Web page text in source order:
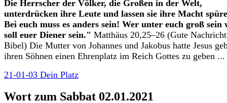
Die Herrscher der Völker, die Großen in der Welt,
unterdrücken ihre Leute und lassen sie ihre Macht
Bei euch muss es anders sein! Wer unter euch groß sein
soll euer Diener sein." Matthäus 20,25–26 (Gute Nachricht
Bibel) Die Mutter von Johannes und Jakobus hatte Jesus
ihren Söhnen einen Ehrenplatz im Reich Gottes zu geben ...
21-01-03 Dein Platz
Wort zum Sabbat 02.01.2021